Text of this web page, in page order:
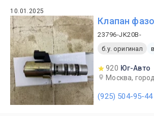
10.01.2025
Клапан
23796-JK20B-
б.у. оригинал
920 Юг-Авто
Москва,
(925) 504-95-44